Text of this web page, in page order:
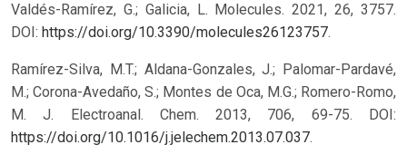
Valdés-Ramírez, G.; Galicia, L. Molecules. 2021, 26, 3757.
DOI: https://doi.org/10.3390/molecules26123757.
Ramírez-Silva, M.T.; Aldana-Gonzales, J.; Palomar-Pardavé,
M.; Corona-Avedaño, S.; Montes de Oca, M.G.; Romero-Romo,
M. J. Electroanal. Chem. 2013, 706, 69-75. DOI:
https://doi.org/10.1016/j.jelechem.2013.07.037.